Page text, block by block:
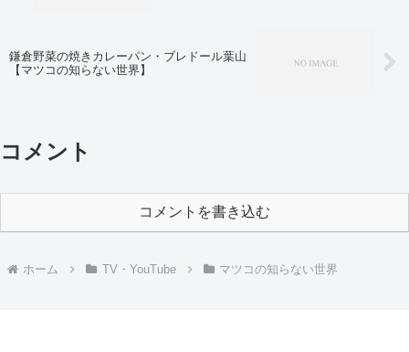
鎌倉野菜の焼きカレーパン・ブレドール葉山
【マツコの知らない世界】
コメント
コメントを書き込む
ホーム TV・YouTube マツコの知らない世界